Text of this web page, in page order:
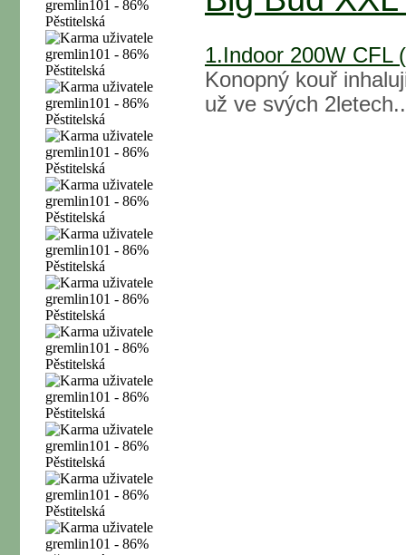
1.Indoor 200W CFL
Konopný kouř
už ve svých